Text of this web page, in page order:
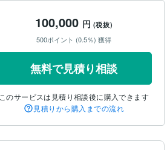
100,000 円 (税抜)
500ポイント (0.5％) 獲得
無料で見積り相談
このサービスは見積り相談後に購入できます
見積りから購入までの流れ